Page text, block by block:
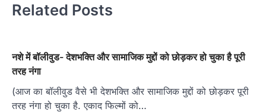
Related Posts
नशे में बॉलीवुड- देशभक्ति और सामाजिक मुद्दों को छोड़कर हो चुका है पूरी
तरह नंगा
(आज का बॉलीवुड वैसे भी देशभक्ति और सामाजिक मुद्दों को छोड़कर पूरी
तरह नंगा हो चुका है. एकाद फिल्मों को…